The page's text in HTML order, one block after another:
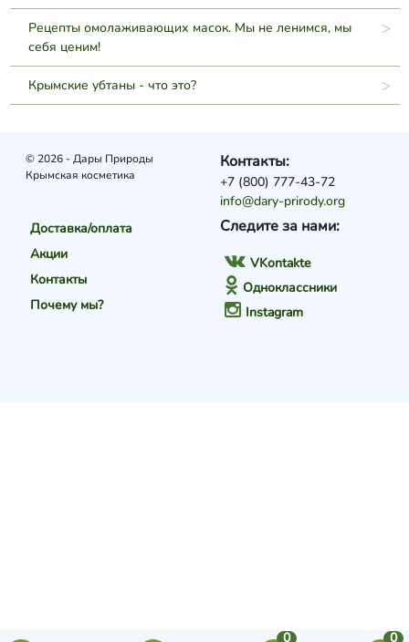
Рецепты омолаживающих масок. Мы не ленимся, мы
себя ценим!
Крымские убтаны - что это?
© 2026 - Дары Природы
Крымская косметика
Доставка/оплата
Акции
Контакты
Почему мы?
Следите за нами:
VKontakte
Одноклассники
Instagram
Контакты:
+7 (800) 777-43-72
info@dary-prirody.org
0 0